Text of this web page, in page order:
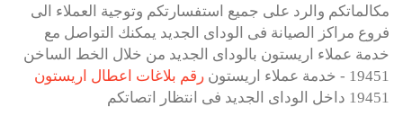
مكالماتكم والرد على جميع استفسارتكم وتوجية العملاء الى
فروع مراكز الصيانة فى الوداى الجديد يمكنك التواصل مع
خدمة عملاء اريستون بالوداى الجديد من خلال الخط الساخن
19451 - خدمة عملاء اريستون
رقم بلاغات اعطال اريستون
19451 داخل الوداى الجديد فى انتظار اتصاتكم